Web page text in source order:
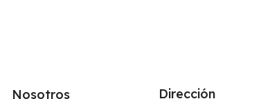
Nosotros Dirección